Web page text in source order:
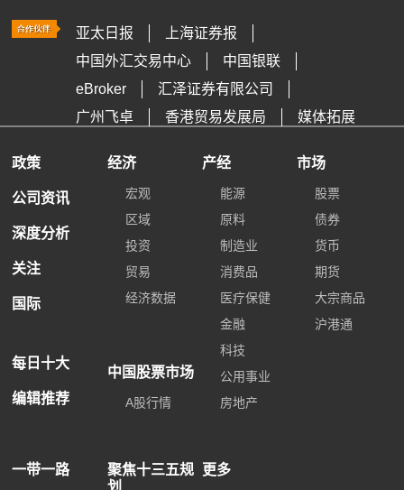
亚太日报
上海证券报
中国外汇交易中心
中国银联
eBroker
汇泽证券有限公司
广州飞卓
香港贸易发展局 媒体拓展
政策
公司资讯
深度分析
关注
国际
每日十大
编辑推荐
经济
宏观
区域
投资
贸易
经济数据
中国股票市场
A股行情
产经
能源
原料
制造业
消费品
医疗保健
金融
科技
公用事业
房地产
市场
股票
债券
货币
期货
大宗商品
沪港通
一带一路
聚焦十三五规
划
更多